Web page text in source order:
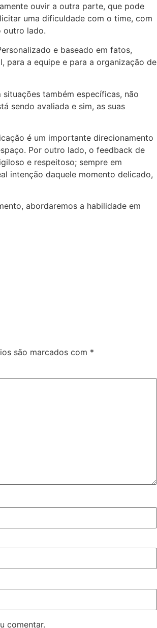
ouvir a outra parte, que pode
uma dificuldade com o time, com
outro lado.
e baseado em fatos,
para a equipe e para a organização de
também específicas, não
sendo avaliada e sim, as suas
é um importante direcionamento
Por outro lado, o feedback de
e respeitoso; sempre em
intenção daquele momento delicado,
abordaremos a habilidade em
são marcados com *
comentar.